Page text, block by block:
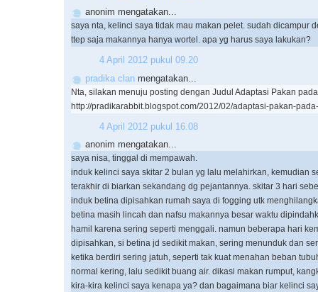
anonim mengatakan...
saya nta, kelinci saya tidak mau makan pelet. sudah dicampur
ttep saja makannya hanya wortel. apa yg harus saya lakukan?
4 April 2012 pukul 09.20
pradika clan mengatakan...
Nta, silakan menuju posting dengan Judul Adaptasi Pakan
http://pradikarabbit.blogspot.com/2012/02/adaptasi-pakan-
4 April 2012 pukul 16.08
anonim mengatakan...
saya nisa, tinggal di mempawah.
induk kelinci saya skitar 2 bulan yg lalu melahirkan, kemudian
terakhir di biarkan sekandang dg pejantannya. skitar 3 hari
induk betina dipisahkan rumah saya di fogging utk
betina masih lincah dan nafsu makannya besar waktu
hamil karena sering seperti menggali. namun beberapa hari
dipisahkan, si betina jd sedikit makan, sering menunduk dan
ketika berdiri sering jatuh, seperti tak kuat menahan beban
normal kering, lalu sedikit buang air. dikasi makan rumput,
kira-kira kelinci saya kenapa ya? dan bagaimana biar kelinci